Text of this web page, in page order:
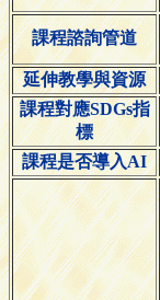
課程諮詢管道
延伸教學與資源
課程對應SDGs指
標
課程是否導入AI